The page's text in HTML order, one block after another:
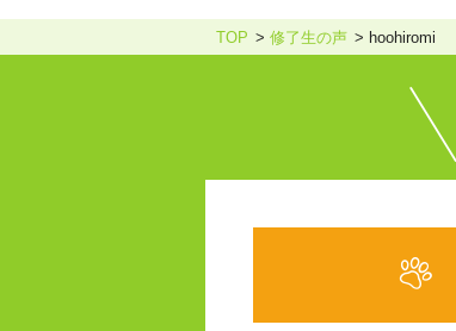
TOP 修了生の声 hoohiromi